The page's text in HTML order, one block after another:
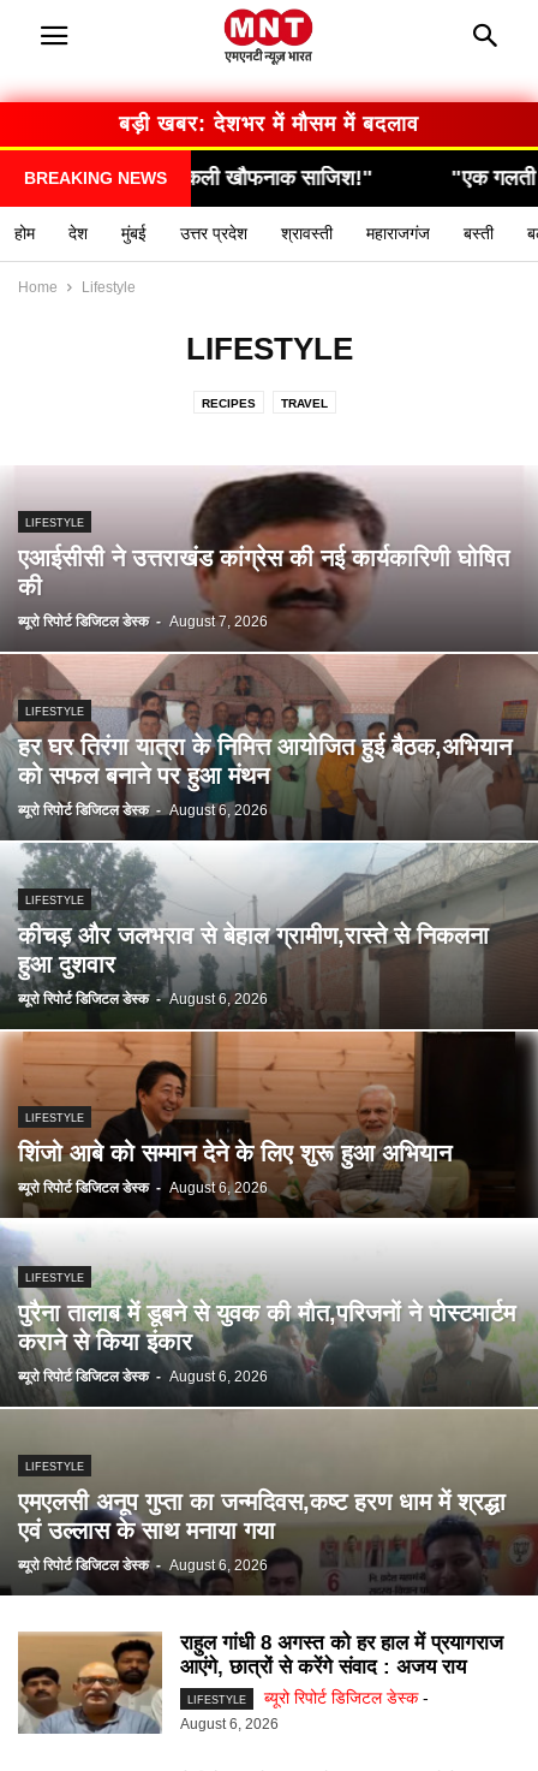
बड़ी खबर: देशभर में मौसम में बदलाव
BREAKING NEWS
खौफनाक साजिश!" "एक गलती और सब कुछ खत्म…
होम देश मुंबई उत्तर प्रदेश श्रावस्ती महाराजगंज बस्ती
Home Lifestyle
LIFESTYLE
RECIPES TRAVEL
LIFESTYLE
एआईसीसी ने उत्तराखंड कांग्रेस की नई कार्यकारिणी घोषित
की
ब्यूरो रिपोर्ट डिजिटल डेस्क - August 7, 2026
LIFESTYLE
हर घर तिरंगा यात्रा के निमित्त आयोजित हुई बैठक,अभियान
को सफल बनाने पर हुआ मंथन
ब्यूरो रिपोर्ट डिजिटल डेस्क - August 6, 2026
LIFESTYLE
कीचड़ और जलभराव से बेहाल ग्रामीण,रास्ते से निकलना
हुआ दुशवार
ब्यूरो रिपोर्ट डिजिटल डेस्क - August 6, 2026
LIFESTYLE
शिंजो आबे को सम्मान देने के लिए शुरू हुआ अभियान
ब्यूरो रिपोर्ट डिजिटल डेस्क - August 6, 2026
LIFESTYLE
पुरैना तालाब में डूबने से युवक की मौत,परिजनों ने पोस्टमार्टम
कराने से किया इंकार
ब्यूरो रिपोर्ट डिजिटल डेस्क - August 6, 2026
LIFESTYLE
एमएलसी अनूप गुप्ता का जन्मदिवस,कष्ट हरण धाम में श्रद्धा
एवं उल्लास के साथ मनाया गया
ब्यूरो रिपोर्ट डिजिटल डेस्क - August 6, 2026
राहुल गांधी 8 अगस्त को हर हाल में प्रयागराज
आएंगे, छात्रों से करेंगे संवाद : अजय राय
LIFESTYLE ब्यूरो रिपोर्ट डिजिटल डेस्क -
August 6, 2026